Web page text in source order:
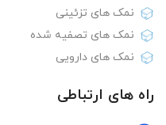
نمک های تزئینی
نمک های تصفیه شده
نمک های دارویی
راه های ارتباطی